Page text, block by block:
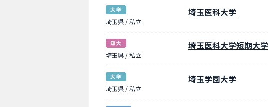
埼玉県 / 私立
埼玉医科大学
埼玉県 / 私立
埼玉医科大学短期大学
埼玉県 / 私立
埼玉学園大学